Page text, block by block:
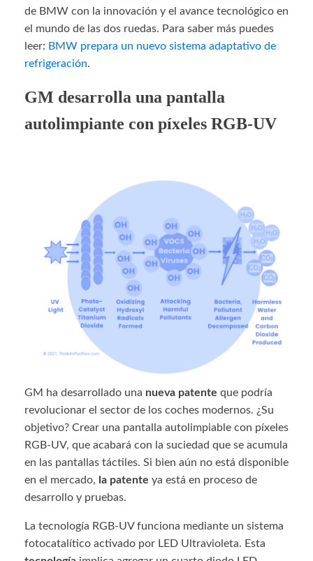
de BMW con la innovación y el avance tecnológico en
el mundo de las dos ruedas. Para saber más puedes
leer: BMW prepara un nuevo sistema adaptativo de
refrigeración.
GM desarrolla una pantalla
autolimpiante con píxeles RGB-UV
GM ha desarrollado una nueva patente que podría
revolucionar el sector de los coches modernos. ¿Su
objetivo? Crear una pantalla autolimpiable con píxeles
RGB-UV, que acabará con la suciedad que se acumula
en las pantallas táctiles. Si bien aún no está disponible
en el mercado, la patente ya está en proceso de
desarrollo y pruebas.
La tecnología RGB-UV funciona mediante un sistema
fotocatalítico activado por LED Ultravioleta. Esta